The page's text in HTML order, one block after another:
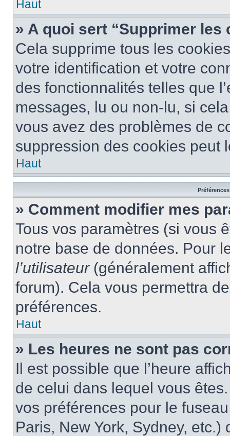
Haut
» A quoi sert “Supprimer les
Cela supprime tous les
votre identification et votre
des fonctionnalités telles que
messages, lu ou non-lu, si
vous avez des problèmes de
suppression des cookies peut
Haut
» Comment modifier mes
Tous vos paramètres (si vous
notre base de données. Pour
l’utilisateur(généralement
forum). Cela vous permettra
préférences.
Haut
» Les heures ne sont pas
Il est possible que l’heure
de celui dans lequel vous
vos préférences pour le
Paris, New York, Sydney, etc.)